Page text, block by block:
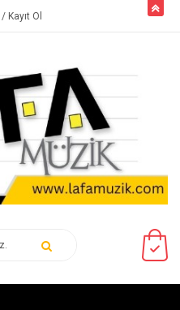
/ Kayıt Ol